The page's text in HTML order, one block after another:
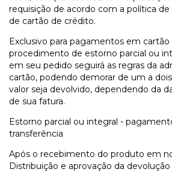
requisição de acordo com a política de
de cartão de crédito.
Exclusivo para pagamentos em
procedimento de estorno parcial ou
em seu pedido seguirá as regras da
cartão, podendo demorar de um a
valor seja devolvido, dependendo da
de sua fatura.
Estorno parcial ou integral -
transferência
Após o recebimento do produto em
Distribuição e aprovação da